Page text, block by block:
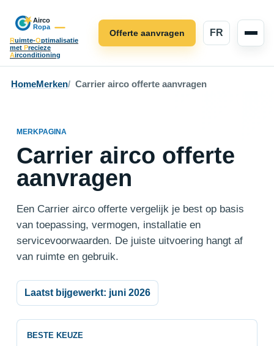
Ruimte-Optimalisatie
met Precieze
Airconditioning
FR
Offerte aanvragen
HomeMerken Carrier airco offerte aanvragen
MERKPAGINA
Carrier airco offerte
aanvragen
Een Carrier airco offerte vergelijk je best op basis
van toepassing, vermogen, installatie en
servicevoorwaarden. De juiste uitvoering hangt af
van ruimte en gebruik.
Laatst bijgewerkt: juni 2026
BESTE KEUZE